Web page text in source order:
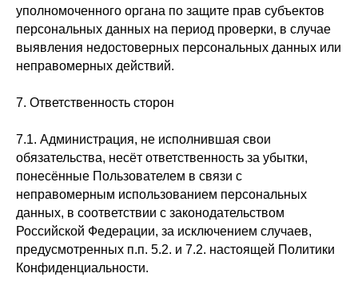
уполномоченного органа по защите прав субъектов
персональных данных на период проверки, в случае
выявления недостоверных персональных данных или
неправомерных действий.
7. Ответственность сторон
7.1. Администрация, не исполнившая свои
обязательства, несёт ответственность за убытки,
понесённые Пользователем в связи с
неправомерным использованием персональных
данных, в соответствии с законодательством
Российской Федерации, за исключением случаев,
предусмотренных п.п. 5.2. и 7.2. настоящей Политики
Конфиденциальности.